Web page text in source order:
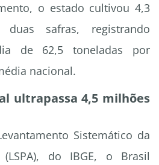
o estado cultivou 4,3
safras, registrando
de 62,5 toneladas por
nacional.
ultrapassa 4,5 milhões
Sistemático da
do IBGE, o Brasil